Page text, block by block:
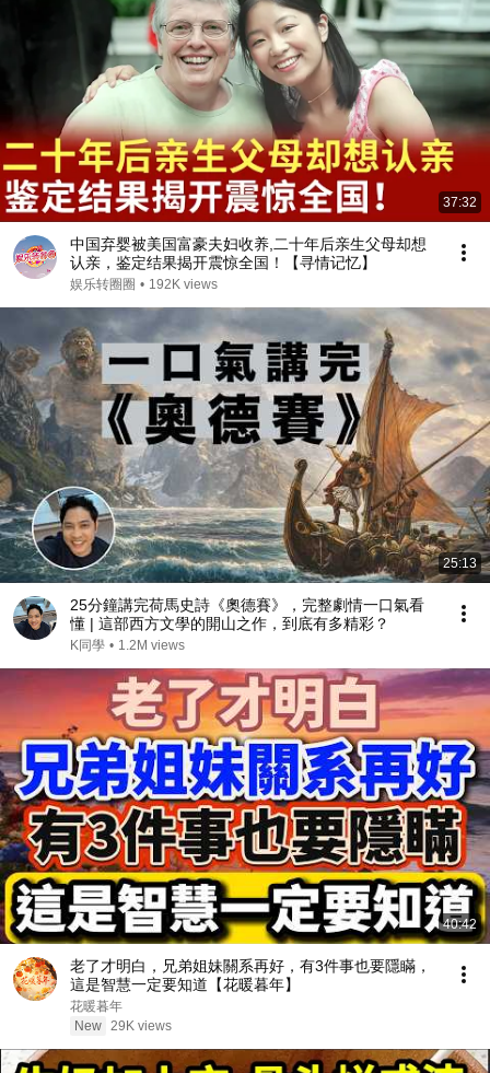
37:32
中国弃婴被美国富豪夫妇收养,二十年后亲生父母却想
认亲，鉴定结果揭开震惊全国！【寻情记忆】
娱乐转圈圈 • 192K views
25:13
25分鐘講完荷馬史詩《奧德賽》，完整劇情一口氣看
懂 | 這部西方文學的開山之作，到底有多精彩？
K同學 • 1.2M views
40:42
老了才明白，兄弟姐妹關系再好，有3件事也要隱瞞，
這是智慧一定要知道【花暖暮年】
花暖暮年
New 29K views